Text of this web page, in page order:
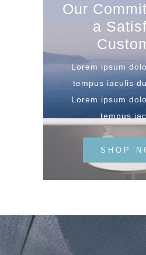
Our
a
Lorem ipsum
tempus iaculis
Lorem ipsum
tempus
SHOP